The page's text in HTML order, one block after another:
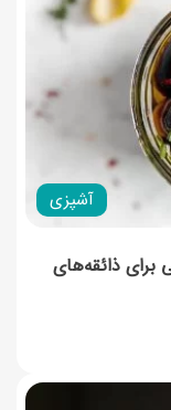
آشپزی
ذائقه‌های